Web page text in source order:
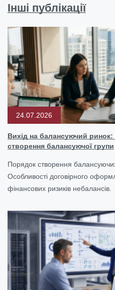
Інші публікації
24.07.2026
Вихід на балансуючий ринок:
створення балансуючої групи
Порядок створення
Особливості договірного
фінансових ризиків небалансів.